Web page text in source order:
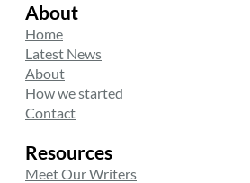
About
Home
Latest News
About
How we started
Contact
Resources
Meet Our Writers